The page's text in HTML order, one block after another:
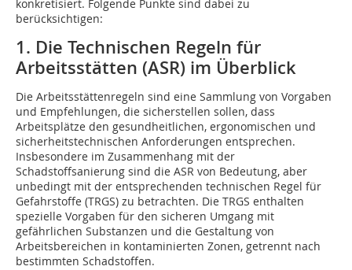
konkretisiert. Folgende Punkte sind dabei zu
berücksichtigen:
1. Die Technischen Regeln für
Arbeitsstätten (ASR) im Überblick
Die Arbeitsstättenregeln sind eine Sammlung von Vorgaben
und Empfehlungen, die sicherstellen sollen, dass
Arbeitsplätze den gesundheitlichen, ­ergonomischen und
sicherheitstechnischen Anforderungen entsprechen.
Insbesondere im Zu­sammenhang mit der
Schadstoffsanierung sind die ASR von Bedeutung, aber
unbedingt mit der entsprechenden technischen Regel für
Gefahrstoffe (TRGS) zu betrachten. Die TRGS enthalten
spezielle Vorgaben für den sicheren Umgang mit
gefährlichen Substanzen und die Gestaltung von
Arbeitsbereichen in kontaminierten Zonen, getrennt nach
bestimmten Schadstoffen.